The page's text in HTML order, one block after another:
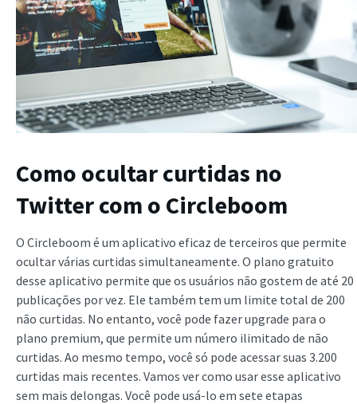
Como ocultar curtidas no
Twitter com o Circleboom
O Circleboom é um aplicativo eficaz de terceiros que permite
ocultar várias curtidas simultaneamente. O plano gratuito
desse aplicativo permite que os usuários não gostem de até 20
publicações por vez. Ele também tem um limite total de 200
não curtidas. No entanto, você pode fazer upgrade para o
plano premium, que permite um número ilimitado de não
curtidas. Ao mesmo tempo, você só pode acessar suas 3.200
curtidas mais recentes. Vamos ver como usar esse aplicativo
sem mais delongas. Você pode usá-lo em sete etapas